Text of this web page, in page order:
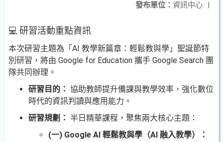
發布單位： 資訊中心 |
💻 研習活動重點資訊
本次研習主題為「AI 教學新篇章：輕鬆教與學」聖誕節特
別研習，將由 Google for Education 攜手 Google Search 團
隊共同辦理。
研習目的： 協助教師提升備課與教學效率，強化數位
時代的資訊判讀與應用能力。
研習規劃： 半日精華課程，聚焦兩大核心主題：
(一) Google AI 輕鬆教與學（AI 融入教學）：